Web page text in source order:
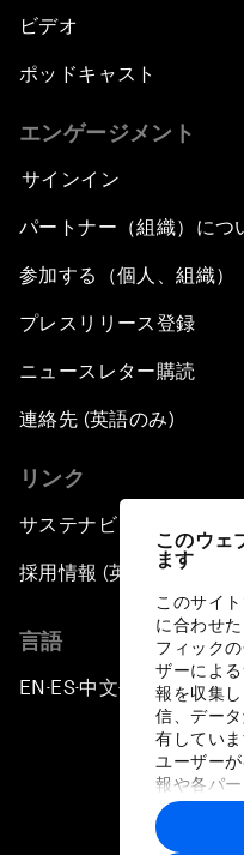
このウェ
ます
このサイ
に合わせ
フィック
ザーによ
報を収集
信、デー
有してい
ユーザー
報や各パ
に収集さ
トナーに
ビデオ
ポッドキャスト
エンゲージメント
サインイン
パートナー（組織）につ
参加する（個人、組織）
プレスリリース登録
ニュースレター購読
連絡先 (英語のみ)
リンク
サステナビリティへの取
採用情報 (英語のみ)
言語
EN ▪ES▪中文▪ 日本語
プライバシ